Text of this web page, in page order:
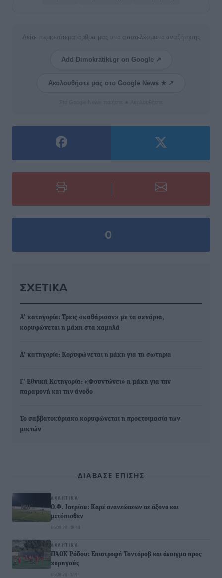
Δείτε περισσότερα άρθρα μας στα αποτελέσματα αναζήτησης
Add Dimokratiki.gr on Google ↗
Ακολουθήστε μας στο Google News ★ ↗
0
ΣΧΕΤΙΚΆ
Α’ κατηγορία: Τρεις «καθάρισαν» με τα σενάρια,
κορυφώνεται η μάχη στα χαμηλά
Α’ κατηγορία: Κορυφώνεται η μάχη για τη σωτηρία
Γ’ Εθνική Κατηγορία: «Φουντώνει» η μάχη για την
παραμονή και την άνοδο
Το σαββατοκύριακο κορυφώνεται η προετοιμασία των
μικτών
ΔΙΑΒΑΣΕ ΕΠΙΣΗΣ
ΑΘΛΗΤΙΚΆ
Ο.Φ. Ιστρίου: Καρέ ανανεώσεων σε άξονα και
μετόπισθεν
05.08.26 · 18:34
ΑΘΛΗΤΙΚΆ
ΠΑΟΚ Ρόδου: Επιστροφή Τοντόροβ και άνοιγμα προς
χορηγούς
05.08.26 · 17:44